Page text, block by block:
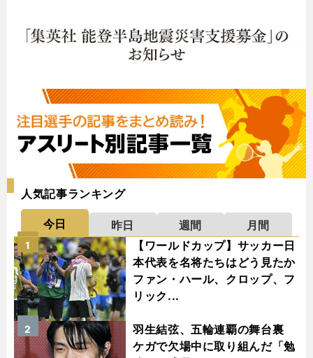
人気記事ランキング
今日 昨日 週間
月間
【ワールドカップ】サッカー日
本代表を名将たちはどう見たか
ファン・ハール、クロップ、フ
リック...
1
羽生結弦、五輪連覇の舞台裏
ケガで欠場中に取り組んだ「勉
2